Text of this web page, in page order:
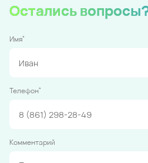
Остались
Имя*
Телефон*
Комментарий